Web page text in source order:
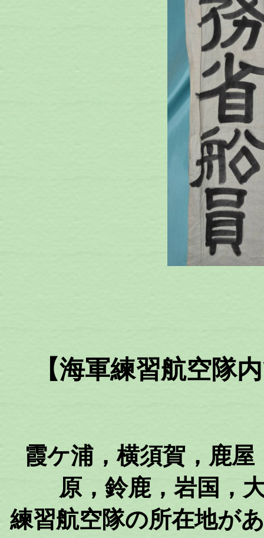
【海軍練習航空隊
霞ケ浦，横須賀，鹿
原，鈴鹿，岩国，
練習航空隊の所在地が